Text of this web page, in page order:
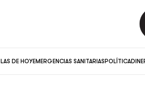
LAS DE HOYEMERGENCIAS SANITARIASPOLÍTICA